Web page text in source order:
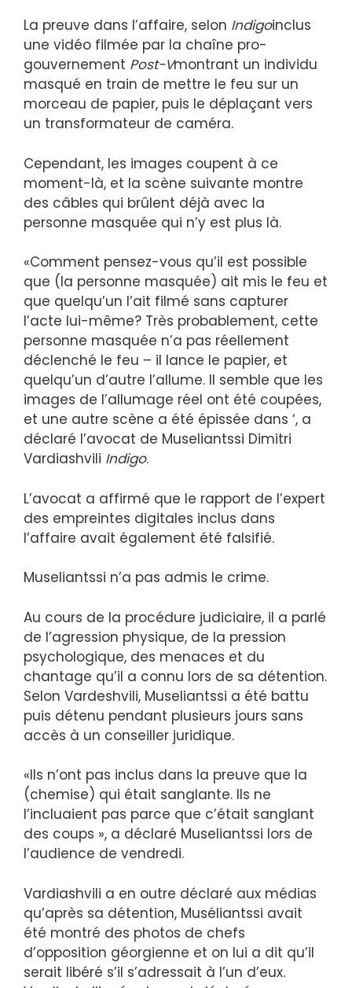
La preuve dans l’affaire, selon Indigoinclus
une vidéo filmée par la chaîne pro-
gouvernement Post-Vmontrant un individu
masqué en train de mettre le feu sur un
morceau de papier, puis le déplaçant vers
un transformateur de caméra.
Cependant, les images coupent à ce
moment-là, et la scène suivante montre
des câbles qui brûlent déjà avec la
personne masquée qui n’y est plus là.
«Comment pensez-vous qu’il est possible
que (la personne masquée) ait mis le feu et
que quelqu’un l’ait filmé sans capturer
l’acte lui-même? Très probablement, cette
personne masquée n’a pas réellement
déclenché le feu – il lance le papier, et
quelqu’un d’autre l’allume. Il semble que les
images de l’allumage réel ont été coupées,
et une autre scène a été épissée dans ‘, a
déclaré l’avocat de Museliantssi Dimitri
Vardiashvili Indigo.
L’avocat a affirmé que le rapport de l’expert
des empreintes digitales inclus dans
l’affaire avait également été falsifié.
Museliantssi n’a pas admis le crime.
Au cours de la procédure judiciaire, il a parlé
de l’agression physique, de la pression
psychologique, des menaces et du
chantage qu’il a connu lors de sa détention.
Selon Vardeshvili, Museliantssi a été battu
puis détenu pendant plusieurs jours sans
accès à un conseiller juridique.
«Ils n’ont pas inclus dans la preuve que la
(chemise) qui était sanglante. Ils ne
l’incluaient pas parce que c’était sanglant
des coups », a déclaré Museliantssi lors de
l’audience de vendredi.
Vardiashvili a en outre déclaré aux médias
qu’après sa détention, Muséliantssi avait
été montré des photos de chefs
d’opposition géorgienne et on lui a dit qu’il
serait libéré s’il s’adressait à l’un d’eux.